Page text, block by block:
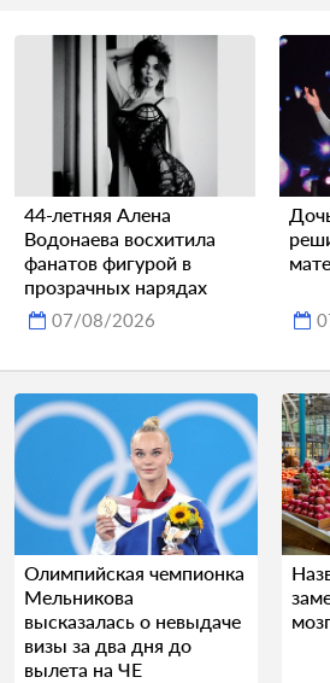
44-летняя Алена
Водонаева восхитила
фанатов фигурой в
прозрачных нарядах
07/08/2026
Олимпийская чемпионка
Мельникова
высказалась о невыдаче
визы за два дня до
вылета на ЧЕ